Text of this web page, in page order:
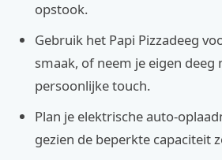
opstook.
Gebruik het Papi Pizzadeeg
smaak, of neem je eigen deeg
persoonlijke touch.
Plan je elektrische auto-
gezien de beperkte capaciteit